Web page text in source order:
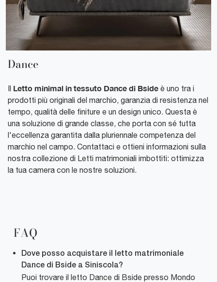
Dance
Il Letto minimal in tessuto Dance di Bside è uno tra i
prodotti più originali del marchio, garanzia di resistenza nel
tempo, qualità delle finiture e un design unico. Questa è
una soluzione di grande classe, che porta con sé tutta
l'eccellenza garantita dalla pluriennale competenza del
marchio nel campo. Contattaci e ottieni informazioni sulla
nostra collezione di Letti matrimoniali imbottiti: ottimizza
la tua camera con le nostre soluzioni.
FAQ
Dove posso acquistare il letto matrimoniale
Dance di Bside a Siniscola?
Puoi trovare il letto Dance di Bside presso Mondo